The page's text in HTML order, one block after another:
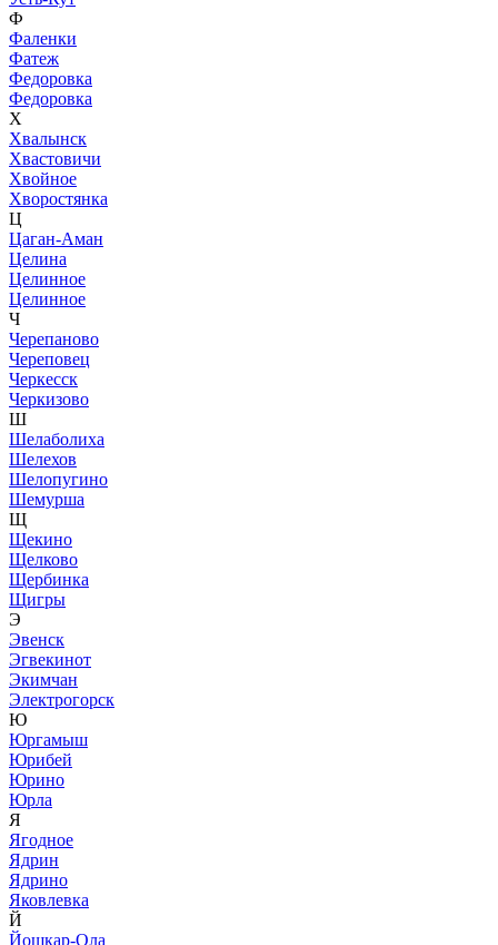
Ф
Фаленки
Фатеж
Федоровка
Федоровка
Х
Хвалынск
Хвастовичи
Хвойное
Хворостянка
Ц
Цаган-Аман
Целина
Целинное
Целинное
Ч
Черепаново
Череповец
Черкесск
Черкизово
Ш
Шелаболиха
Шелехов
Шелопугино
Шемурша
Щ
Щекино
Щелково
Щербинка
Щигры
Э
Эвенск
Эгвекинот
Экимчан
Электрогорск
Ю
Юргамыш
Юрибей
Юрино
Юрла
Я
Ягодное
Ядрин
Ядрино
Яковлевка
Й
Йошкар-Ола